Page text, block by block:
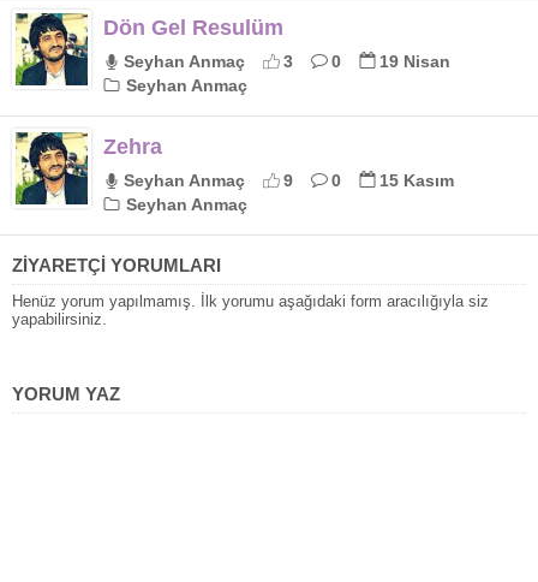
Dön Gel Resulüm
Seyhan Anmaç 3 0
19 Nisan
Seyhan Anmaç
Zehra
Seyhan Anmaç 9 0
15 Kasım
Seyhan Anmaç
ZİYARETÇİ YORUMLARI
Henüz yorum yapılmamış. İlk yorumu aşağıdaki form aracılığıyla siz
yapabilirsiniz.
YORUM YAZ